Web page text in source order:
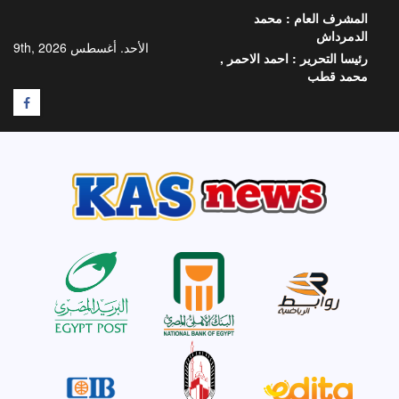
المحتوى
الأحد. أغسطس 9th, 2026
المشرف العام : محمد
الدمرداش
رئيسا التحرير : احمد الاحمر ,
محمد قطب
F